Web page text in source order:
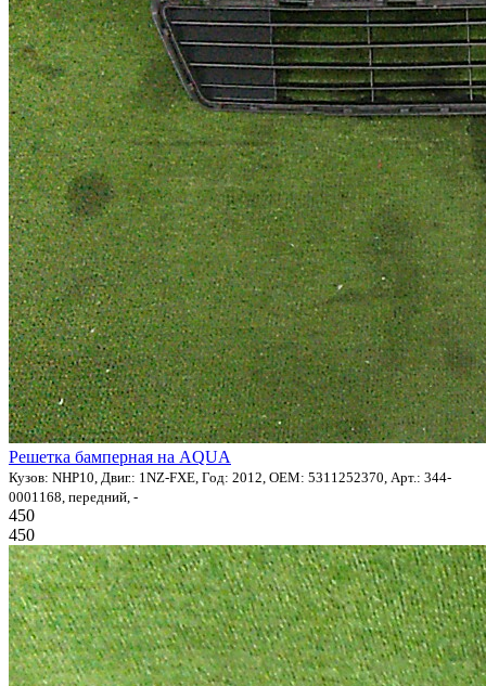
Решетка бамперная на AQUA
Кузов: NHP10, Двиг.: 1NZ-FXE, Год: 2012, OEM: 5311252370, Арт.: 344-
0001168, передний, -
450
450